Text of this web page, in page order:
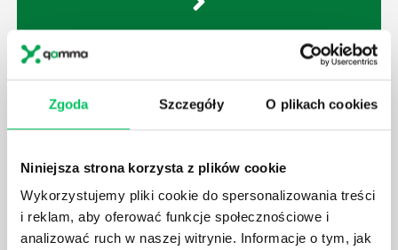
Zgoda Szczegóły O plikach cookies
Niniejsza strona korzysta z plików cookie
Wykorzystujemy pliki cookie do spersonalizowania treści
i reklam, aby oferować funkcje społecznościowe i
analizować ruch w naszej witrynie. Informacje o tym, jak
JAKIE UMIEJĘTNOŚCI MENEDŻERSKIE
Nawet zespół złożony z doskonale wykształconych i
kompetentnych pracowników nie będzie w stanie
nim odpowiedniego kierownictwa. Zawsze
czynności wykonywane przez pracowników.